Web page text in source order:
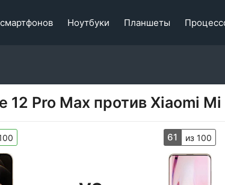
Ноутбуки Планшеты
12 Pro Max против Xiaomi Mi
61 из 100